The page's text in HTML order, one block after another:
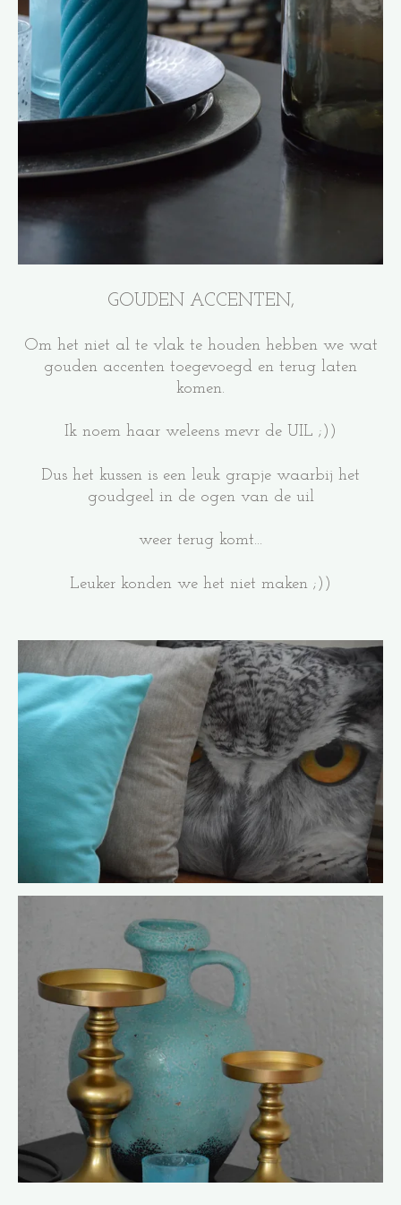
GOUDEN ACCENTEN,
Om het niet al te vlak te houden hebben we wat
gouden accenten toegevoegd en terug laten
komen.
Ik noem haar weleens mevr de UIL ;))
Dus het kussen is een leuk grapje waarbij het
goudgeel in de ogen van de uil
weer terug komt...
Leuker konden we het niet maken ;))